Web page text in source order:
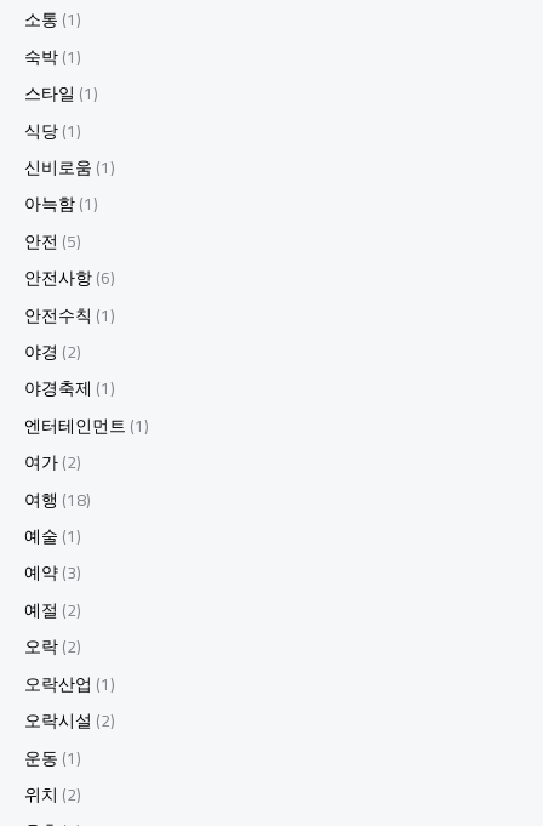
소통(1)
숙박(1)
스타일(1)
식당(1)
신비로움(1)
아늑함(1)
안전(5)
안전사항(6)
안전수칙 (1)
야경 (2)
야경축제 (1)
엔터테인먼트(1)
여가(2)
여행 (18)
예술(1)
예약(3)
예절(2)
오락(2)
오락산업 (1)
오락시설(2)
운동(1)
위치 (2)